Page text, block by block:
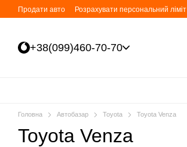
Перейти до основного контенту
Продати авто Розрахувати персональний ліміт
+38(099)460-70-70
Головна Автобазар Toyota Toyota Venza
Toyota Venza